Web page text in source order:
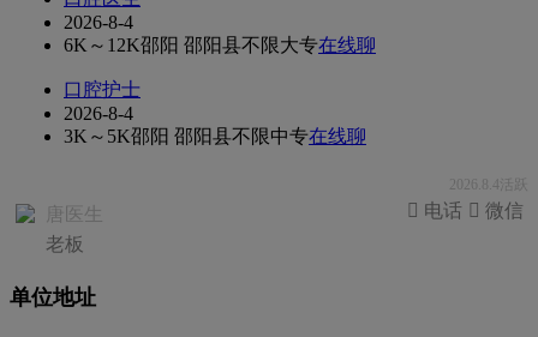
2026-8-4
6K～12K邵阳 邵阳县不限大专在线聊
口腔护士
2026-8-4
3K～5K邵阳 邵阳县不限中专在线聊
2026.8.4活跃
唐医生
老板
 微信
 电话
单位地址